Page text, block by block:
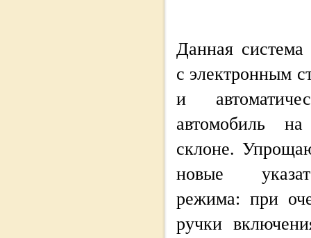
Данная система
с электронным
и
автомобиль
склоне.
новые
режима: при
ручки